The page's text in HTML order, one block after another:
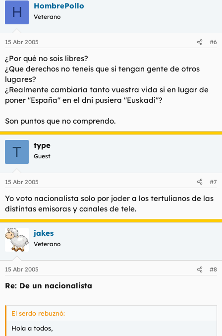
H HombrePollo
Veterano
15 Abr 2005 #6
¿Por qué no sois libres?
¿Que derechos no teneis que si tengan gente de otros
lugares?
¿Realmente cambiaría tanto vuestra vida si en lugar de
poner "España" en el dni pusiera "Euskadi"?
Son puntos que no comprendo.
T type
Guest
15 Abr 2005 #7
Yo voto nacionalista solo por joder a los tertulianos de las
distintas emisoras y canales de tele.
jakes
Veterano
15 Abr 2005 #8
Re: De un nacionalista
El serdo rebuznó:
Hola a todos,